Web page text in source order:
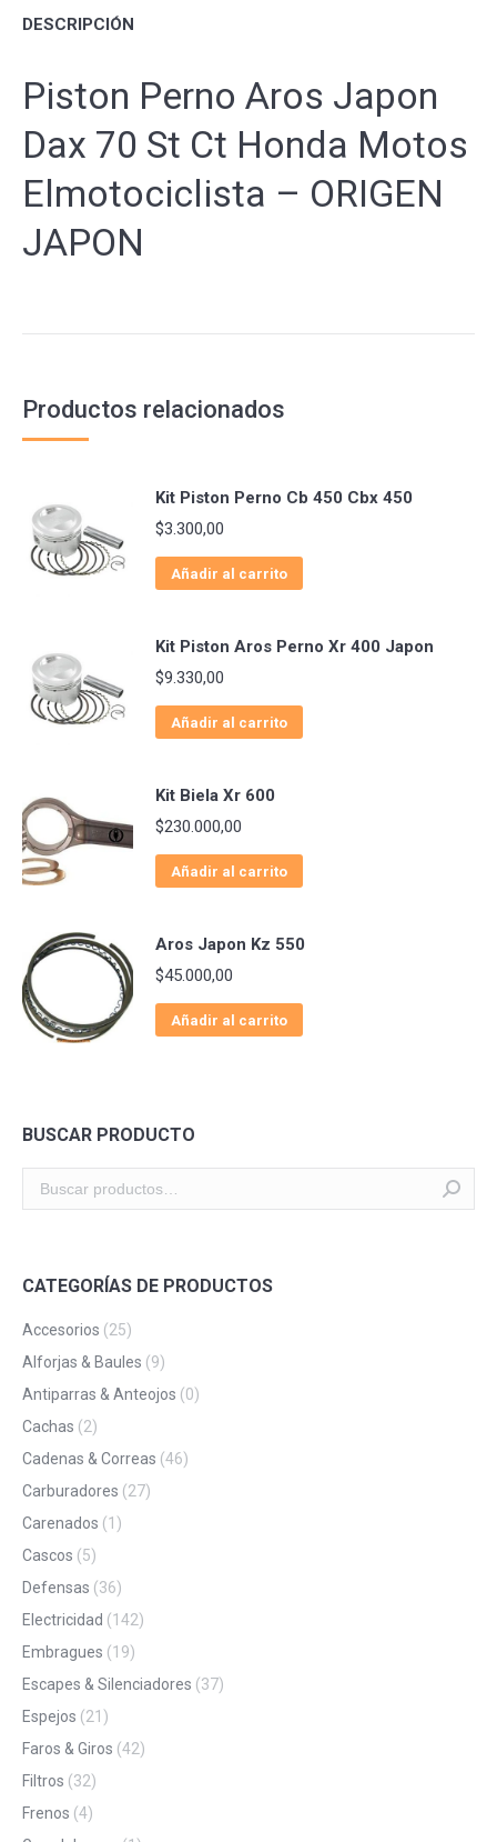
DESCRIPCIÓN
Piston Perno Aros Japon
Dax 70 St Ct Honda Motos
Elmotociclista – ORIGEN
JAPON
Productos relacionados
Kit Piston Perno Cb 450 Cbx 450
$3.300,00
Añadir al carrito
Kit Piston Aros Perno Xr 400 Japon
$9.330,00
Añadir al carrito
Kit Biela Xr 600
$230.000,00
Añadir al carrito
Aros Japon Kz 550
$45.000,00
Añadir al carrito
BUSCAR PRODUCTO
CATEGORÍAS DE PRODUCTOS
Accesorios (25)
Alforjas & Baules (9)
Antiparras & Anteojos (0)
Cachas (2)
Cadenas & Correas (46)
Carburadores (27)
Carenados (1)
Cascos (5)
Defensas (36)
Electricidad (142)
Embragues (19)
Escapes & Silenciadores (37)
Espejos (21)
Faros & Giros (42)
Filtros (32)
Frenos (4)